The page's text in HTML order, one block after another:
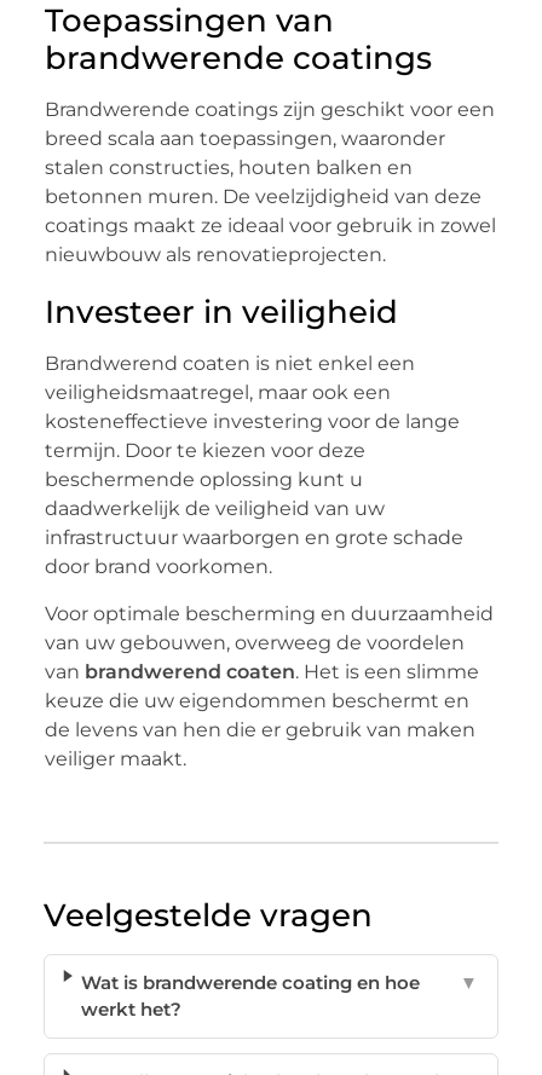
Toepassingen van
brandwerende coatings
Brandwerende coatings zijn geschikt voor een
breed scala aan toepassingen, waaronder
stalen constructies, houten balken en
betonnen muren. De veelzijdigheid van deze
coatings maakt ze ideaal voor gebruik in zowel
nieuwbouw als renovatieprojecten.
Investeer in veiligheid
Brandwerend coaten is niet enkel een
veiligheidsmaatregel, maar ook een
kosteneffectieve investering voor de lange
termijn. Door te kiezen voor deze
beschermende oplossing kunt u
daadwerkelijk de veiligheid van uw
infrastructuur waarborgen en grote schade
door brand voorkomen.
Voor optimale bescherming en duurzaamheid
van uw gebouwen, overweeg de voordelen
van brandwerend coaten. Het is een slimme
keuze die uw eigendommen beschermt en
de levens van hen die er gebruik van maken
veiliger maakt.
Veelgestelde vragen
Wat is brandwerende coating en hoe
werkt het?
▼